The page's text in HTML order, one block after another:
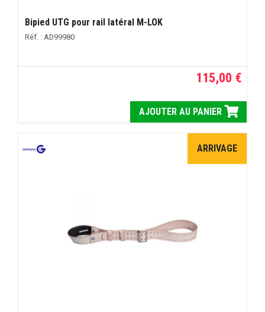
Bipied UTG pour rail latéral M-LOK
Réf. : AD99980
115,00 €
AJOUTER AU PANIER
ARRIVAGE